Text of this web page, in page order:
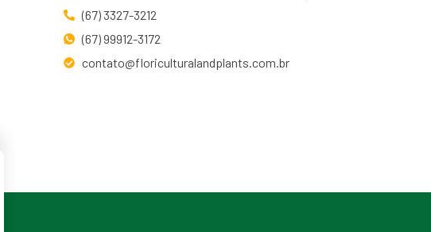
(67) 3327-3212
(67) 99912-3172
contato@floriculturalandplants.com.br